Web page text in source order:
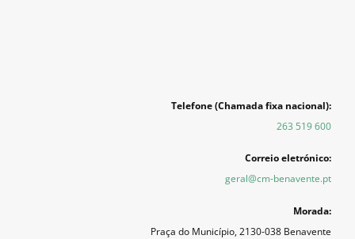
Telefone (Chamada fixa nacional):
263 519 600
Correio eletrónico:
geral@cm-benavente.pt
Morada:
Praça do Município, 2130-038 Benavente